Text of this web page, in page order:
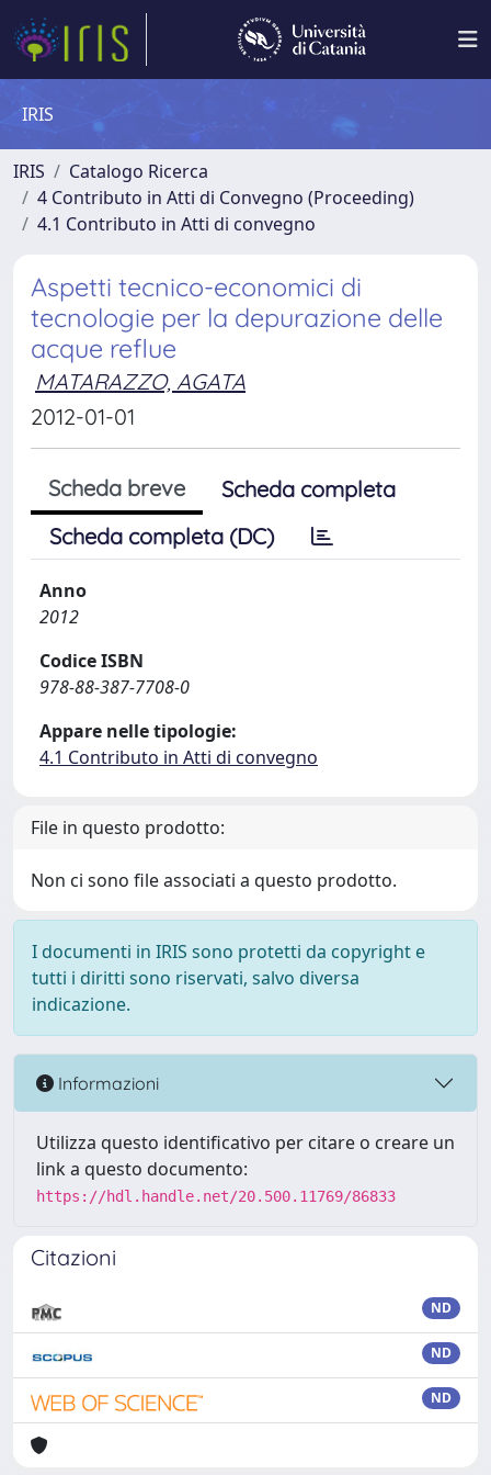
IRIS
IRIS
Catalogo Ricerca
4 Contributo in Atti di Convegno (Proceeding)
4.1 Contributo in Atti di convegno
Aspetti tecnico-economici di
tecnologie per la depurazione delle
acque reflue
MATARAZZO, AGATA
2012-01-01
Scheda breve
Scheda completa
Scheda completa (DC)
Anno
2012
Codice ISBN
978-88-387-7708-0
Appare nelle tipologie:
4.1 Contributo in Atti di convegno
File in questo prodotto:
Non ci sono file associati a questo prodotto.
I documenti in IRIS sono protetti da copyright e
tutti i diritti sono riservati, salvo diversa
indicazione.
Informazioni
Utilizza questo identificativo per citare o creare un
link a questo documento:
https://hdl.handle.net/20.500.11769/86833
Citazioni
ND
ND
ND